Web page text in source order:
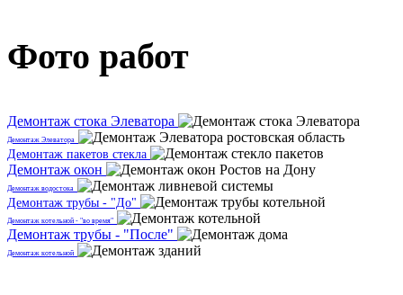
Фото работ
Демонтаж стока Элеватора
Демонтаж Элеватора
Демонтаж пакетов стекла
Демонтаж окон
Демонтаж водостока
Демонтаж трубы - "До"
Демонтаж котельной - "во время"
Демонтаж трубы - "После"
Демонтаж котельной